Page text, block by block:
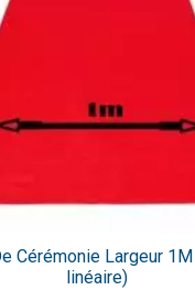
Cérémonie Largeur
linéaire)